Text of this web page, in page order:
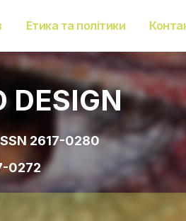
Етика та політики
DESIGN
2617-0280
0272